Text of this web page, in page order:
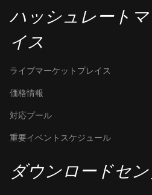
ハッシュレート
イス
ライブマーケットプレイス
価格情報
対応プール
重要イベントスケジュール
ダウンロードセ